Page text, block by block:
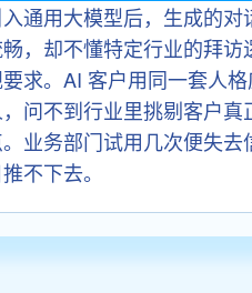
通用大模型后，生成的对
，却不懂特定行业的拜访
求。AI 客户用同一套人
，问不到行业里挑剔客户真
。业务部门试用几次便失去
不下去。